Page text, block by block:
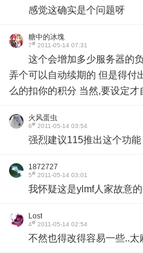
感觉这确实是个问题呀
糖中的冰塊
7# 2011-05-14 07:31
这个会增加多少服务器的
弄个可以自动续期的 但是得付
么的扣你的积分 当然,要设定才
火风蛋虫
6# 2011-05-14 03:54
强烈建议115推出这个功能
1872727
5# 2011-05-14 03:01
我怀疑这是ylmf人家故意
Lost
4# 2011-05-14 02:54
不然也得改得容易一些..太